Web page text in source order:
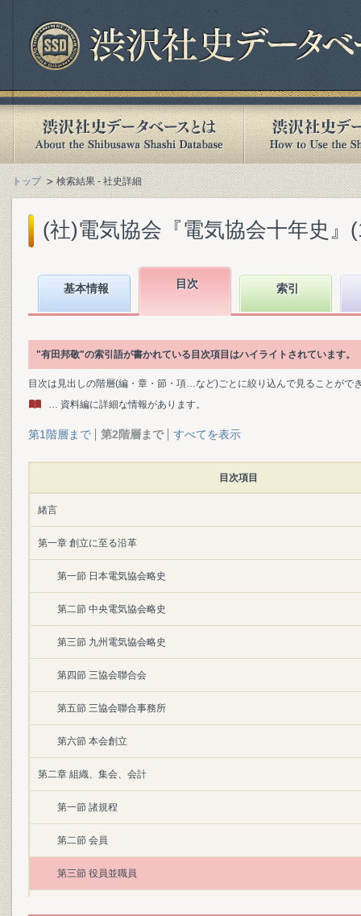
トップ 検索結果 - 社史詳細
(社)電気協会『電気協会十年史』
基本情報 目次 索引
"有田邦敬"の索引語が書かれている目次項目はハイライトされています。
目次は見出しの階層(編・章・節・項…など)ごとに絞り込んで見ることがで
… 資料編に詳細な情報があります。
第1階層まで 第2階層まで すべてを表示
目次項目
緒言
第一章 創立に至る沿革
第一節 日本電気協会略史
第二節 中央電気協会略史
第三節 九州電気協会略史
第四節 三協会聯合会
第五節 三協会聯合事務所
第六節 本会創立
第二章 組織、集会、会計
第一節 諸規程
第二節 会員
第三節 役員並職員